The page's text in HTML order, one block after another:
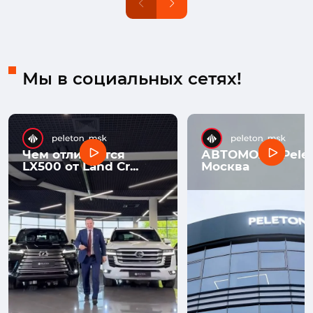
Мы в социальных сетях!
Чем отличается
LX500 от Land Cr...
АВТОМОЛЛ
Москва